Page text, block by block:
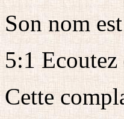
Son nom
5:1 Ecoutez
Cette